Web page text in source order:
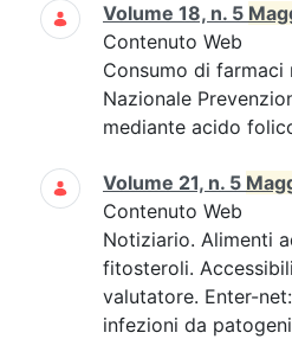
Volume 18, n. 5
Contenuto Web
Consumo di farmaci
Nazionale
mediante acido
Volume 21, n. 5
Contenuto Web
Notiziario. Alimenti
fitosteroli.
valutatore. Enter-
infezioni da